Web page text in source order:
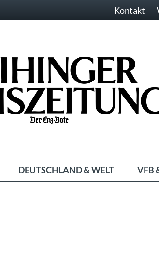
Kontakt
DEUTSCHLAND & WELT VFB